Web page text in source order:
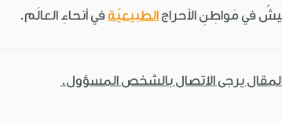
في مَواطِنِ الأحراج الطبيعيّة في أنحاءِ العالَم.
يرجى الاتصال بالشخص المسؤول.